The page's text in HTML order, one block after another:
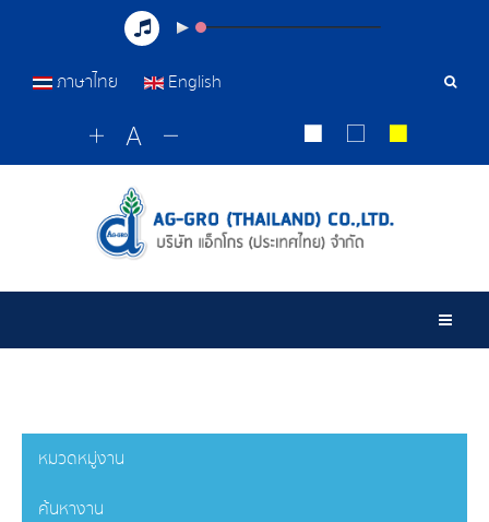
เครื่อ
ภาษาไทย English
หมวดหมู่งาน
ค้นหางาน